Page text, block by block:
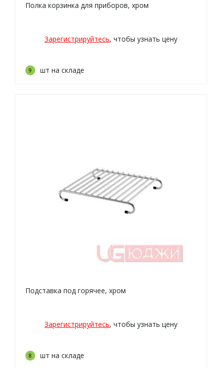
Полка корзинка для приборов, хром
Зарегистрируйтесь, чтобы узнать цену
9 шт на складе
Подставка под горячее, хром
Зарегистрируйтесь, чтобы узнать цену
8 шт на складе